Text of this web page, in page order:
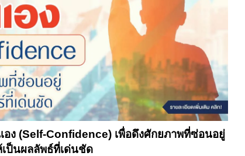
ง (Self-Confidence) เพื่อดึงศักยภาพที่ซ่อนอยู่
เป็นผลลัพธ์ที่เด่นชัด